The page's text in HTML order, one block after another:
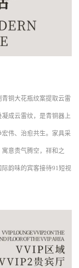
青铜大花瓶纹案提取云雷
成云雷纹，是青铜器上
伟、治愈共生。家具采
意贵气腾空，祥和之
韵味的宾客接待91短视